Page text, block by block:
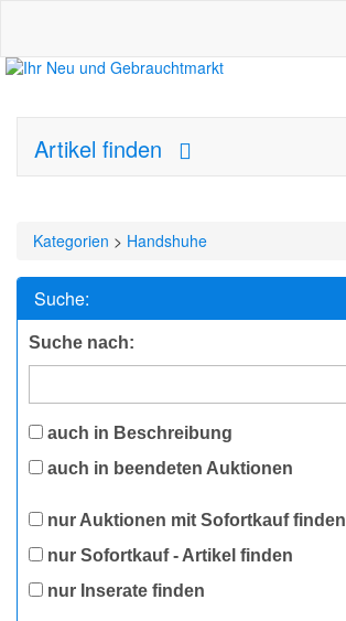
Artikel finden
Kategorien > Handshuhe
Suche:
Suche nach:
auch in Beschreibung
auch in beendeten Auktionen
nur Auktionen mit Sofortkauf finden
nur Sofortkauf - Artikel finden
nur Inserate finden